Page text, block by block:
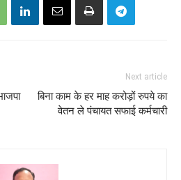
Next article
बिना काम के हर माह करोड़ों रुपये का
वेतन ले पंचायत सफाई कर्मचारी